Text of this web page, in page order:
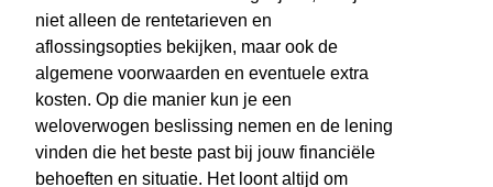
niet alleen de rentetarieven en
aflossingsopties bekijken, maar ook de
algemene voorwaarden en eventuele extra
kosten. Op die manier kun je een
weloverwogen beslissing nemen en de lening
vinden die het beste past bij jouw financiële
behoeften en situatie. Het loont altijd om